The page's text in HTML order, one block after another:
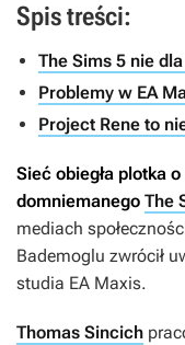
Spis treści:
The Sims 5 nie
Problemy w EA
Project Rene to
Sieć obiegła plotka
domniemanego The
mediach
Bademoglu zwrócił
studia EA Maxis.
Thomas Sincich